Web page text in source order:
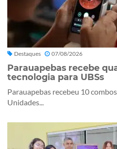
Destaques 07/08/2026
Parauapebas recebe
tecnologia para UBSs
Parauapebas recebeu 10
Unidades...